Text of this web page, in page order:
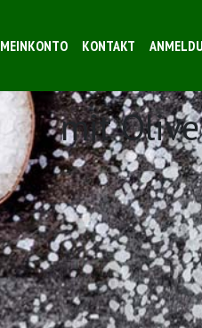
MEINKONTO KONTAKT
mit